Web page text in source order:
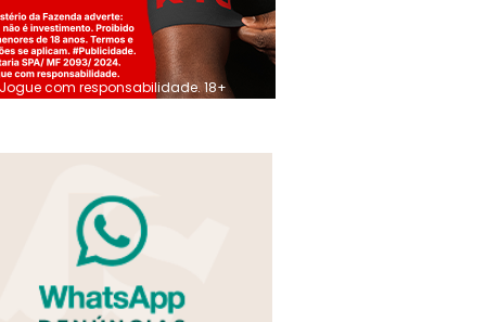
Jogue com responsabilidade. 18+